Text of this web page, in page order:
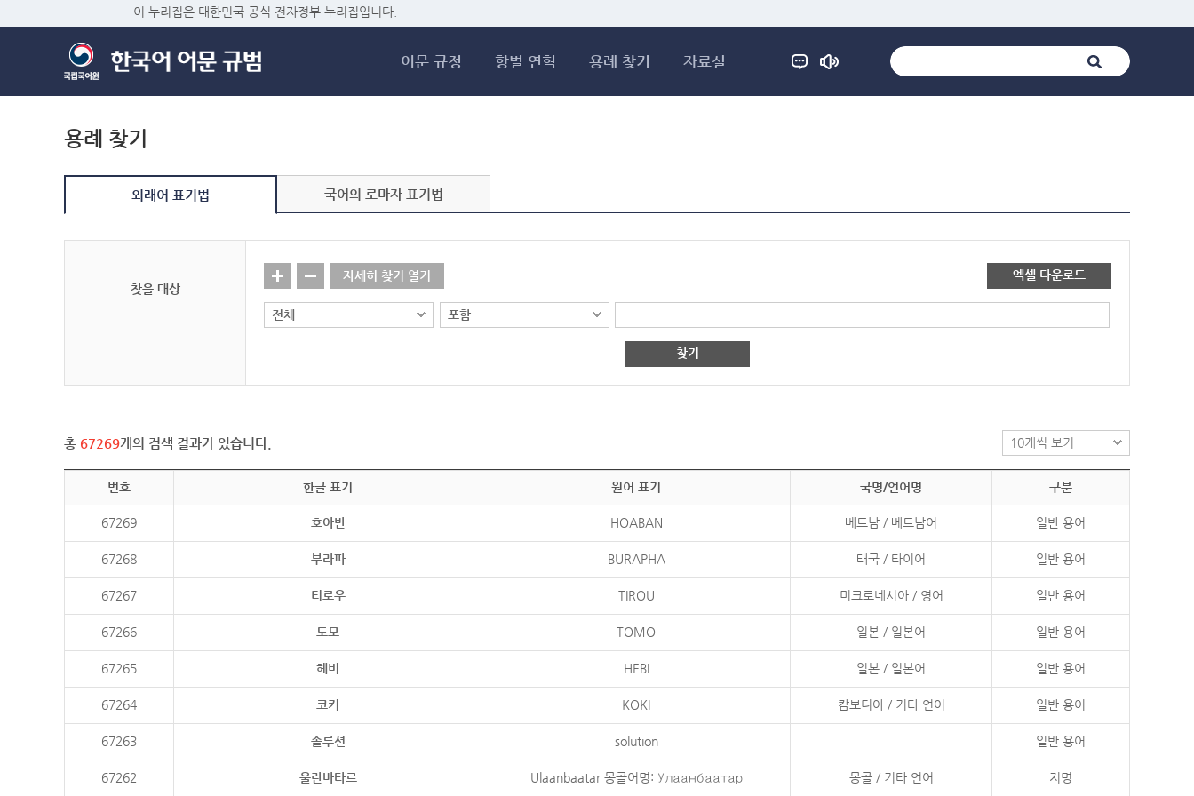
이 누리집은 대한민국 공식 전자정부 누리집입니다.
어문 규정 항별 연혁 용례 찾기 자료실
용례 찾기
외래어 표기법 국어의 로마자 표기법
찾을 대상
자세히 찾기 열기 엑셀 다운로드
찾기
총 67269개의 검색 결과가 있습니다.
번호 한글 표기 원어 표기 국명/언어명 구분
67269 호아반 HOABAN 베트남 / 베트남어 일반 용어
67268 부라파 BURAPHA 태국 / 타이어 일반 용어
67267 티로우 TIROU 미크로네시아 / 영어 일반 용어
67266 도모 TOMO 일본 / 일본어 일반 용어
67265 헤비 HEBI 일본 / 일본어 일반 용어
67264 코키 KOKI 캄보디아 / 기타 언어 일반 용어
67263 솔루션 solution 일반 용어
67262 울란바타르 Ulaanbaatar 몽골어명: Улаанбаатар 몽골 / 기타 언어 지명